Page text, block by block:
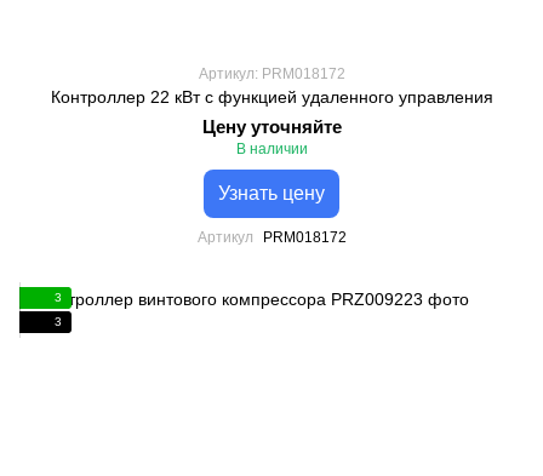
Артикул: PRM018172
Контроллер 22 кВт с функцией удаленного управления
Цену уточняйте
В наличии
Узнать цену
Артикул PRM018172
3
3